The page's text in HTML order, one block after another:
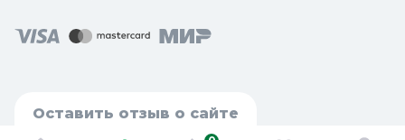
Оставить отзыв о сайте